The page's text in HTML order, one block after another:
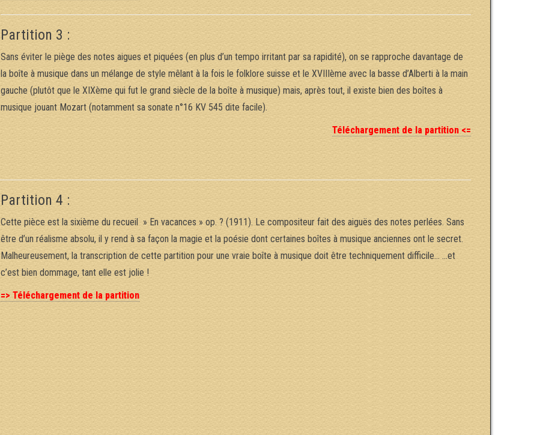
Partition 3 :
Sans éviter le piège des notes aigues et piquées (en plus d’un tempo irritant par sa rapidité), on se rapproche davantage de
la boîte à musique dans un mélange de style mêlant à la fois le folklore suisse et le XVIIIème avec la basse d’Alberti à la main
gauche (plutôt que le XIXème qui fut le grand siècle de la boîte à musique) mais, après tout, il existe bien des boîtes à
musique jouant Mozart (notamment sa sonate n°16 KV 545 dite facile).
Téléchargement de la partition <=
Partition 4 :
Cette pièce est la sixième du recueil » En vacances » op. ? (1911). Le compositeur fait des aiguës des notes perlées. Sans
être d’un réalisme absolu, il y rend à sa façon la magie et la poésie dont certaines boîtes à musique anciennes ont le secret.
Malheureusement, la transcription de cette partition pour une vraie boîte à musique doit être techniquement difficile… …et
c’est bien dommage, tant elle est jolie !
=> Téléchargement de la partition